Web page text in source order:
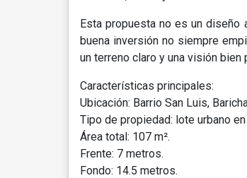
Esta propuesta no es un
buena inversión no siempre
un terreno claro y una visión bien
Características principales:
Ubicación: Barrio San Luis,
Tipo de propiedad: lote urbano en
Área total: 107 m².
Frente: 7 metros.
Fondo: 14.5 metros.